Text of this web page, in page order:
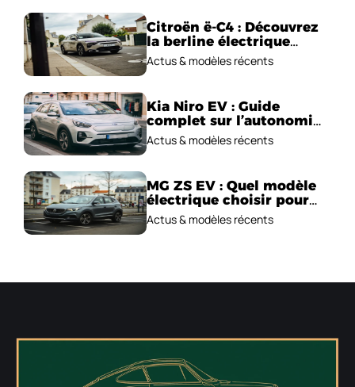
Citroën ë-C4 : Découvrez
la berline électrique
emblématique!
Actus & modèles récents
Kia Niro EV : Guide
complet sur l’autonomie
et le prix !
Actus & modèles récents
MG ZS EV : Quel modèle
électrique choisir pour
2026 ?
Actus & modèles récents